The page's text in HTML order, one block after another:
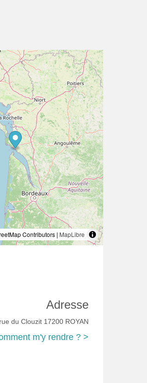
Contributors | MapLibre
Adresse
du Clouzit 17200 ROYAN
m'y rendre ? >